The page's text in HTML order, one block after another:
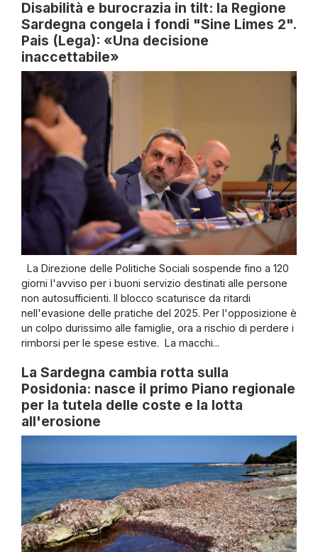
Disabilità e burocrazia in tilt: la Regione
Sardegna congela i fondi "Sine Limes 2".
Pais (Lega): «Una decisione
inaccettabile»
La Direzione delle Politiche Sociali sospende fino a 120
giorni l'avviso per i buoni servizio destinati alle persone
non autosufficienti. Il blocco scaturisce da ritardi
nell'evasione delle pratiche del 2025. Per l'opposizione è
un colpo durissimo alle famiglie, ora a rischio di perdere i
rimborsi per le spese estive. La macchi...
La Sardegna cambia rotta sulla
Posidonia: nasce il primo Piano regionale
per la tutela delle coste e la lotta
all'erosione